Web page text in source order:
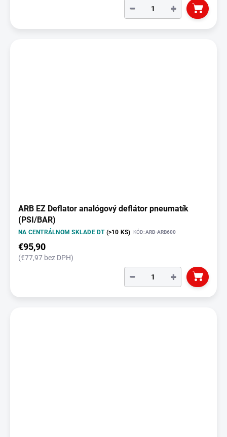
+
−
ARB EZ Deflator analógový deflátor pneumatík
(PSI/BAR)
NA CENTRÁLNOM SKLADE DT (>10 KS) KÓD:ARB-ARB600
€95,90
(€77,97 bez DPH)
+
−